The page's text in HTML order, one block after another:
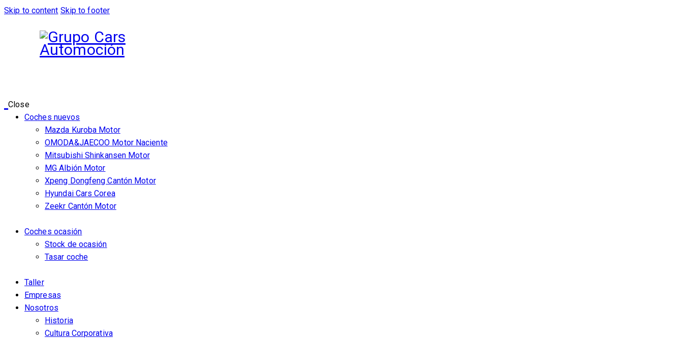
Skip to content Skip to footer
Close
Coches nuevos
Mazda Kuroba Motor
OMODA&JAECOO Motor Naciente
Mitsubishi Shinkansen Motor
MG Albión Motor
Xpeng Dongfeng Cantón Motor
Hyundai Cars Corea
Zeekr Cantón Motor
Coches ocasión
Stock de ocasión
Tasar coche
Taller
Empresas
Nosotros
Historia
Cultura Corporativa